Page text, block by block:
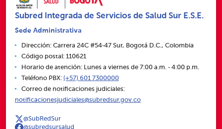
Subred Integrada de Servicios de Salud Sur E.S.E.
Sede Administrativa
Dirección: Carrera 24C #54‑47 Sur, Bogotá D.C., Colombia
Código postal: 110621
Horario de atención: Lunes a viernes de 7:00 a.m. ‑ 4:00 p.m.
Teléfono PBX: (+57) 601 7300000
Correo de notificaciones judiciales:
notificacionesjudiciales@subredsur.gov.co
@SubRedSur
@subredsursalud